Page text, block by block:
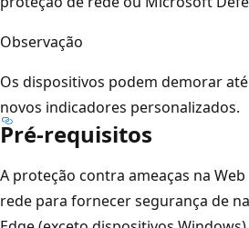
Observação
Os dispositivos podem demorar
novos indicadores personalizados.
Pré-requisitos
A proteção contra ameaças na
rede para fornecer segurança de